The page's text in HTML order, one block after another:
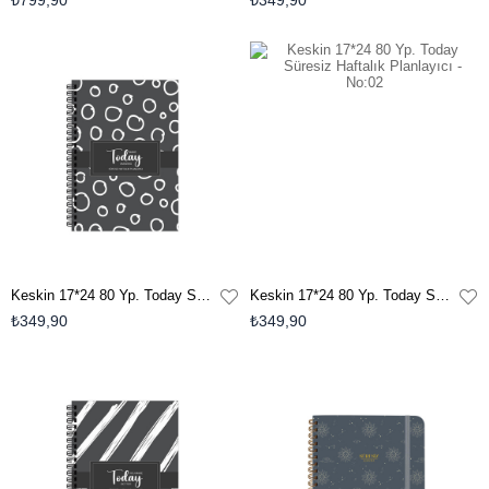
Keskin 17*24 80 Yp. Today Süresiz Haftalık Planlayıcı - No:03
₺349,90
Keskin 17*24 80 Yp. Today Süresiz Haftalık Planlayıcı - No:02
₺349,90